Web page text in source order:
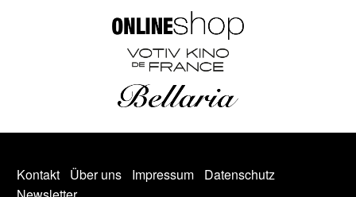
Kontakt Über uns Impressum
Datenschutz